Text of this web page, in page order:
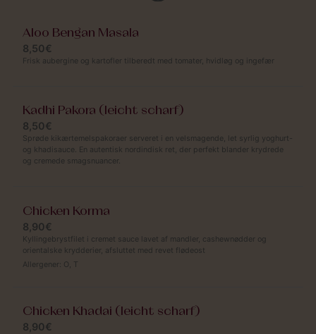
Aloo Bengan Masala
8,50€
Frisk aubergine og kartofler tilberedt med tomater, hvidløg og ingefær
Kadhi Pakora (leicht scharf)
8,50€
Sprøde kikærtemelspakoraer serveret i en velsmagende, let syrlig yoghurt-
og khadisauce. En autentisk nordindisk ret, der perfekt blander krydrede
og cremede smagsnuancer.
Chicken Korma
8,90€
Kyllingebrystfilet i cremet sauce lavet af mandler, cashewnødder og
orientalske krydderier, afsluttet med revet flødeost
Allergener: O, T
Chicken Khadai (leicht scharf)
8,90€